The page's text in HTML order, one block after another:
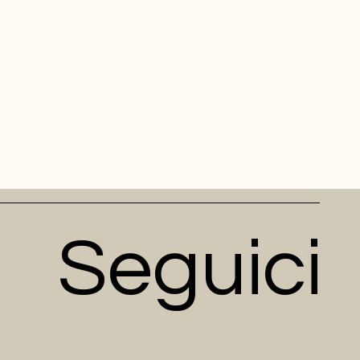
Seguici